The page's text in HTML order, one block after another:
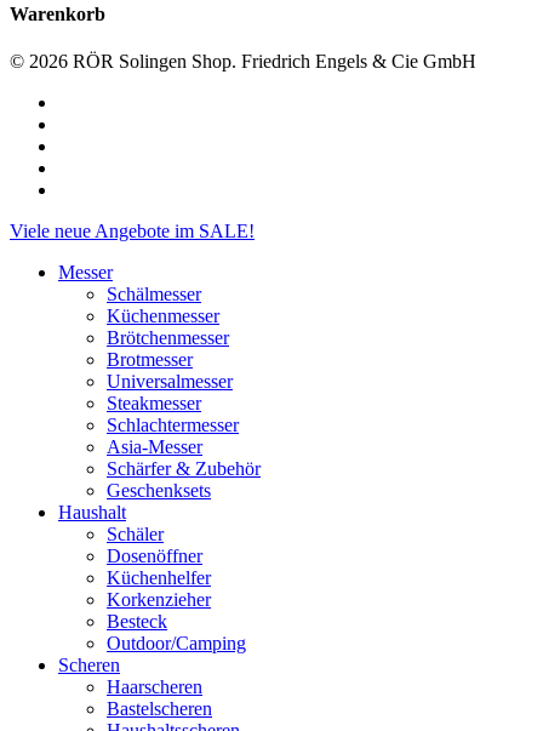
Warenkorb
© 2026 RÖR Solingen Shop. Friedrich Engels & Cie GmbH
Close
Viele neue Angebote im SALE!
Messer
Schälmesser
Küchenmesser
Brötchenmesser
Brotmesser
Universalmesser
Steakmesser
Schlachtermesser
Asia-Messer
Schärfer & Zubehör
Geschenksets
Haushalt
Schäler
Dosenöffner
Küchenhelfer
Korkenzieher
Besteck
Outdoor/Camping
Scheren
Haarscheren
Bastelscheren